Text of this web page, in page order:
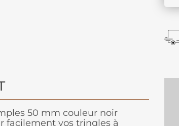
50 mm couleur noir
facilement vos tringles à